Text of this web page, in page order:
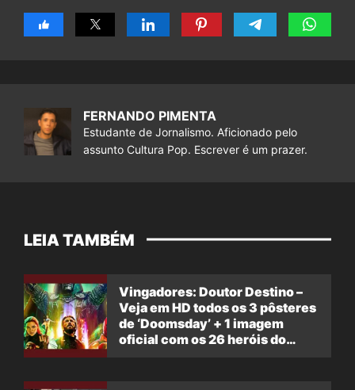
FERNANDO PIMENTA
Estudante de Jornalismo. Aficionado pelo
assunto Cultura Pop. Escrever é um prazer.
LEIA TAMBÉM
Vingadores: Doutor Destino –
Veja em HD todos os 3 pôsteres
de ‘Doomsday’ + 1 imagem
oficial com os 26 heróis do